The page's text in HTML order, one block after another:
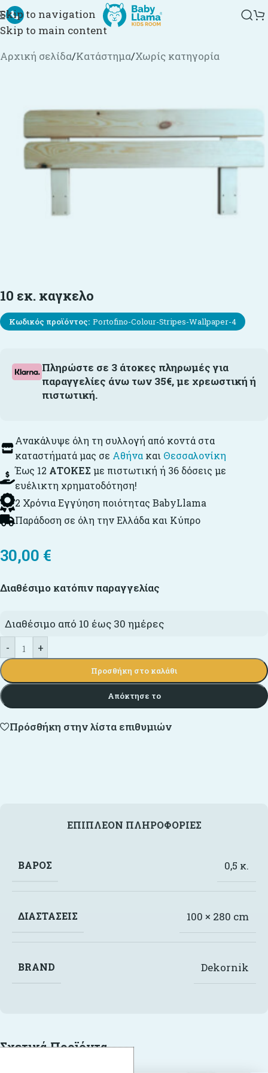
Skip to navigation
Skip to main content
Αρχική σελίδα/Κατάστημα/Χωρίς κατηγορία
10 εκ. καγκελο
Κωδικός προϊόντος: Portofino-Colour-Stripes-Wallpaper-4
Πληρώστε σε 3 άτοκες πληρωμές για
παραγγελίες άνω των 35€, με χρεωστική ή
πιστωτική.
Ανακάλυψε όλη τη συλλογή από κοντά στα
καταστήματά μας σε Αθήνα και Θεσσαλονίκη
Έως 12 ΑΤΟΚΕΣ με πιστωτική ή 36 δόσεις με
ευέλικτη χρηματοδότηση!
2 Χρόνια Εγγύηση ποιότητας BabyLlama
Παράδοση σε όλη την Ελλάδα και Κύπρο
30,00 €
Διαθέσιμο κατόπιν παραγγελίας
Διαθέσιμο από 10 έως 30 ημέρες
-
+
Προσθήκη στο καλάθι
Απόκτησε το
Πρόσθήκη στην λίστα επιθυμιών
ΕΠΙΠΛΈΟΝ ΠΛΗΡΟΦΟΡΊΕΣ
ΒΆΡΟΣ 0,5 κ.
ΔΙΑΣΤΆΣΕΙΣ 100 × 280 cm
BRAND Dekornik
Σχετικά Προϊόντα